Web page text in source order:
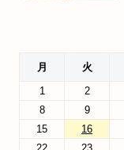
月 火
1
2
8
9
15
16